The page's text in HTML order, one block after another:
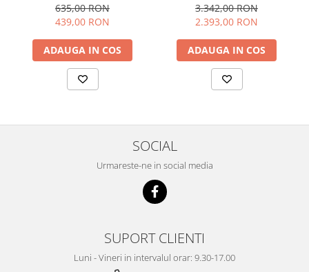
635,00 RON
439,00 RON
ADAUGA IN COS
3.342,00 RON
2.393,00 RON
ADAUGA IN COS
SOCIAL
Urmareste-ne in social media
SUPORT CLIENTI
Luni - Vineri in intervalul orar: 9.30-17.00